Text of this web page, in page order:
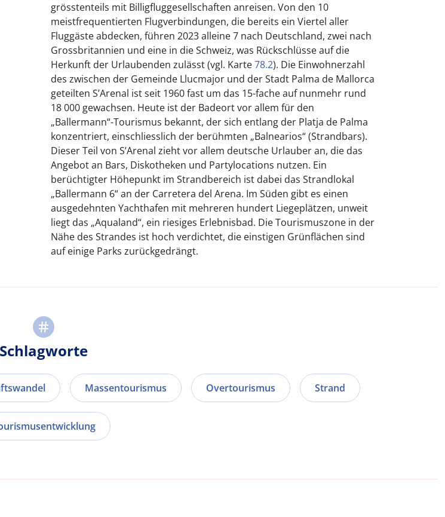
grösstenteils mit Billigfluggesellschaften anreisen. Von den 10
meistfrequentierten Flugverbindungen, die bereits ein Viertel aller
Fluggäste abdecken, führen 2023 alleine 7 nach Deutschland, zwei nach
Grossbritannien und eine in die Schweiz, was Rückschlüsse auf die
Herkunft der Urlaubenden zulässt (vgl. Karte78.2). Die Einwohnerzahl
des zwischen der Gemeinde Llucmajor und der Stadt Palma de Mallorca
geteilten S’Arenal ist seit 1960 fast um das 15-fache auf nunmehr rund
18 000 gewachsen. Heute ist der Badeort vor allem für den
„Ballermann“-Tourismus bekannt, der sich entlang der Platja de Palma
konzentriert, einschliesslich der berühmten „Balnearios“ (Strandbars).
Dieser Teil von S’Arenal zieht vor allem deutsche Urlauber an, die das
Angebot an Bars, Diskotheken und Partylocations nutzen. Ein
berüchtigter Höhepunkt im Strandbereich ist dabei das Strandlokal
„Ballermann 6“ an der Carretera del Arena. Im Süden gibt es einen
ausgedehnten Yachthafen mit mehreren hundert Liegeplätzen, unweit
liegt das „Aqualand“, ein riesiges Erlebnisbad. Die Tourismuszone in der
Nähe des Strandes ist hoch verdichtet, die einstigen Grünflächen sind
auf einige Parks zurückgedrängt.
Schlagworte
Massentourismus Overtourismus Strand